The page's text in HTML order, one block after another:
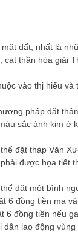
đất, nhất là
cát thần hóa giải
vào thị hiếu
pháp đặt
sắc ánh kim ở
đặt tháp Văn
được họa tiết
đặt một bình
6 đồng tiền mạ
6 đồng tiền nếu
lao động vùng